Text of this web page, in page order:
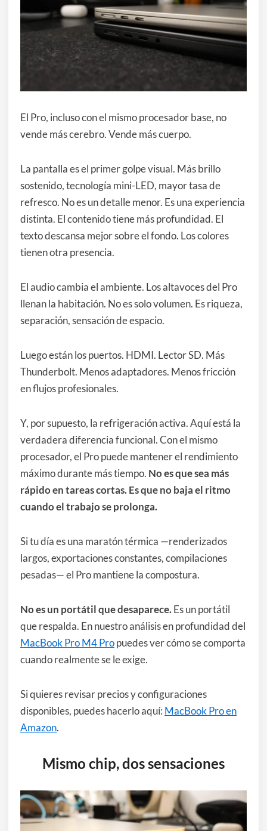
El Pro, incluso con el mismo procesador base, no
vende más cerebro. Vende más cuerpo.
La pantalla es el primer golpe visual. Más brillo
sostenido, tecnología mini-LED, mayor tasa de
refresco. No es un detalle menor. Es una experiencia
distinta. El contenido tiene más profundidad. El
texto descansa mejor sobre el fondo. Los colores
tienen otra presencia.
El audio cambia el ambiente. Los altavoces del Pro
llenan la habitación. No es solo volumen. Es riqueza,
separación, sensación de espacio.
Luego están los puertos. HDMI. Lector SD. Más
Thunderbolt. Menos adaptadores. Menos fricción
en flujos profesionales.
Y, por supuesto, la refrigeración activa. Aquí está la
verdadera diferencia funcional. Con el mismo
procesador, el Pro puede mantener el rendimiento
máximo durante más tiempo. No es que sea más
rápido en tareas cortas. Es que no baja el ritmo
cuando el trabajo se prolonga.
Si tu día es una maratón térmica —renderizados
largos, exportaciones constantes, compilaciones
pesadas— el Pro mantiene la compostura.
No es un portátil que desaparece.Es un portátil
que respalda. En nuestro análisis en profundidad del
MacBook Pro M4 Propuedes ver cómo se comporta
cuando realmente se le exige.
Si quieres revisar precios y configuraciones
disponibles, puedes hacerlo aquí: MacBook Pro en
Amazon.
Mismo chip, dos sensaciones